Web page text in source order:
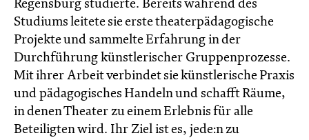
Regensburg studierte. Bereits während des
Studiums leitete sie erste theaterpädagogische
Projekte und sammelte Erfahrung in der
Durchführung künstlerischer Gruppenprozesse.
Mit ihrer Arbeit verbindet sie künstlerische Praxis
und pädagogisches Handeln und schafft Räume,
in denen Theater zu einem Erlebnis für alle
Beteiligten wird. Ihr Ziel ist es, jede:n zu